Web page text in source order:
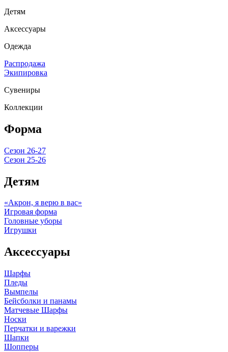
Детям
Аксессуары
Одежда
Распродажа
Экипировка
Сувениры
Коллекции
Форма
Сезон 26-27
Сезон 25-26
Детям
«Акрон, я верю в вас»
Игровая форма
Головные уборы
Игрушки
Аксессуары
Шарфы
Пледы
Вымпелы
Бейсболки и панамы
Матчевые Шарфы
Носки
Перчатки и варежки
Шапки
Шопперы